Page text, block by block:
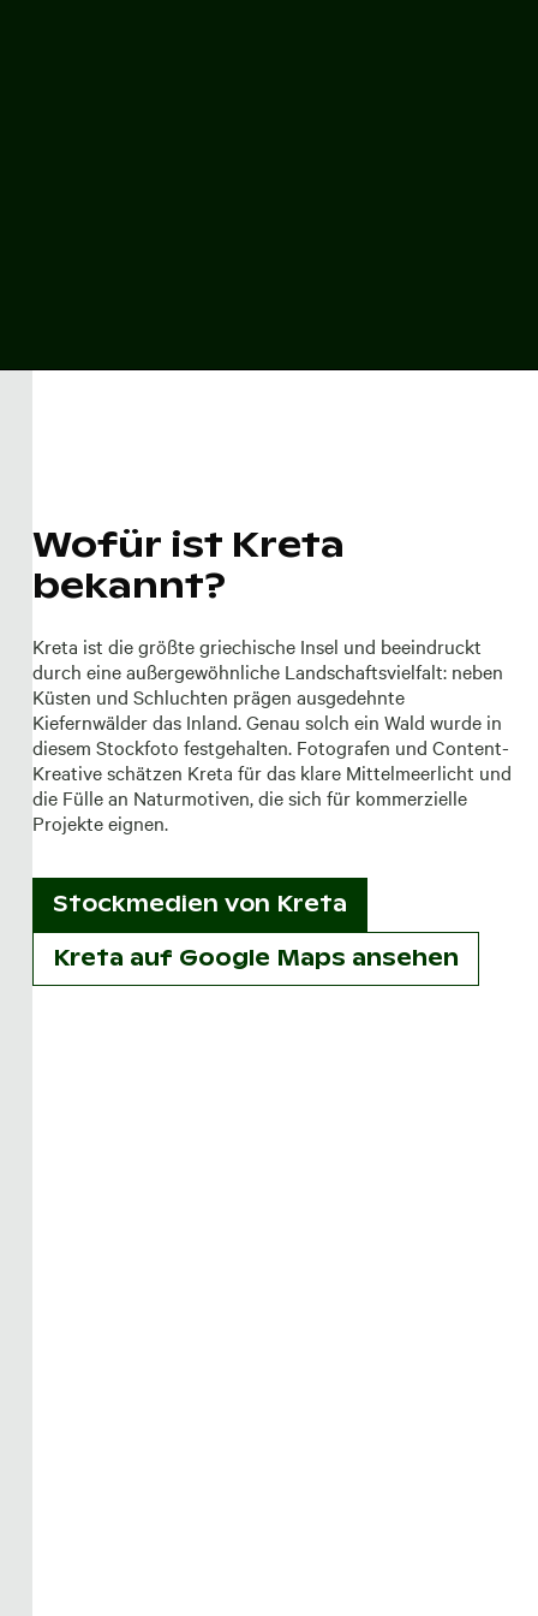
Wofür ist Kreta
bekannt?
Kreta ist die größte griechische Insel und beeindruckt
durch eine außergewöhnliche Landschaftsvielfalt: neben
Küsten und Schluchten prägen ausgedehnte
Kiefernwälder das Inland. Genau solch ein Wald wurde in
diesem Stockfoto festgehalten. Fotografen und Content-
Kreative schätzen Kreta für das klare Mittelmeerlicht und
die Fülle an Naturmotiven, die sich für kommerzielle
Projekte eignen.
Stockmedien von Kreta
Kreta auf Google Maps ansehen